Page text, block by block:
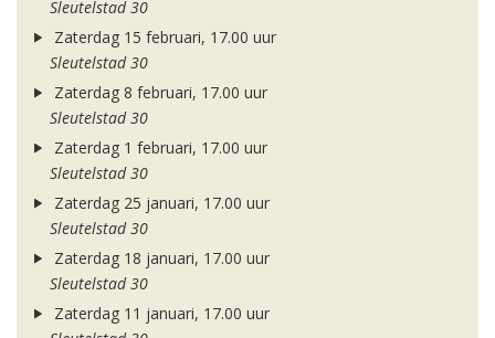
Sleutelstad 30
Zaterdag 15 februari, 17.00 uur
Sleutelstad 30
Zaterdag 8 februari, 17.00 uur
Sleutelstad 30
Zaterdag 1 februari, 17.00 uur
Sleutelstad 30
Zaterdag 25 januari, 17.00 uur
Sleutelstad 30
Zaterdag 18 januari, 17.00 uur
Sleutelstad 30
Zaterdag 11 januari, 17.00 uur